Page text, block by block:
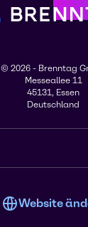
© 2026 - Brenntag
Messeallee 11
45131, Essen
Deutschland
Website